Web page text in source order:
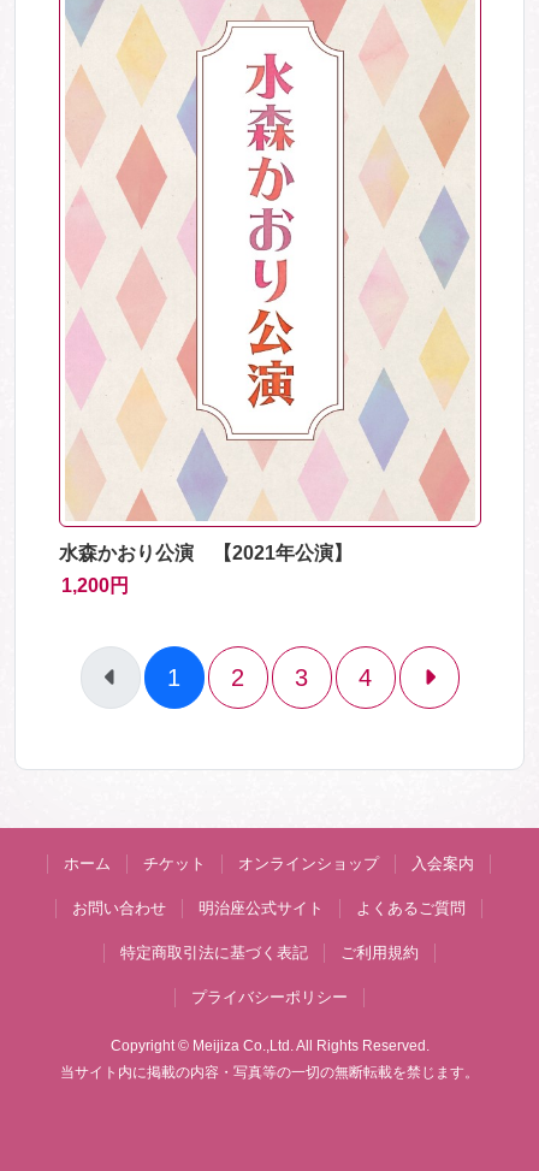
水森かおり公演 【2021年公演】
1,200円
1 2 3 4
ホーム チケット オンラインショップ 入会案内
お問い合わせ 明治座公式サイト よくあるご質問
特定商取引法に基づく表記 ご利用規約
プライバシーポリシー
Copyright © Meijiza Co.,Ltd. All Rights Reserved.
当サイト内に掲載の内容・写真等の一切の無断転載を禁じます。